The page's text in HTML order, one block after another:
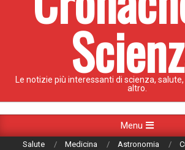
Le notizie più interessanti di scienza,
altro.
Navigation
Menu
Salute Medicina Astronomia